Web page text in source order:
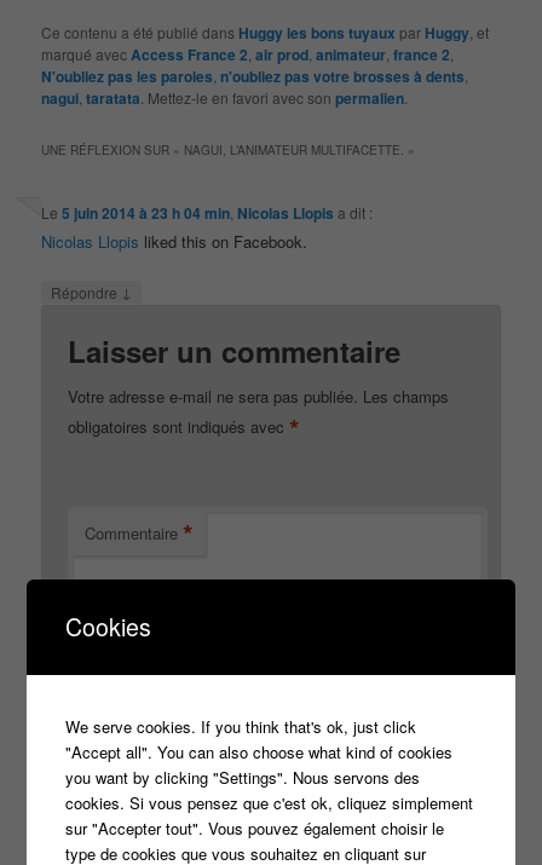
Ce contenu a été publié dans Huggy les bons tuyaux par Huggy , et
marqué avecAccess France 2 ,air prod ,animateur ,france 2
N'oubliez pas les paroles n'oubliez pas votre brosses à dents
nagui ,taratata . Mettez-le en favori avec sonpermalien
UNE RÉFLEXION SUR « NAGUI, L’ANIMATEUR MULTIFACETTE. »
Le5 juin 2014 à 23 h 04 min Nicolas Llopis a dit :
Nicolas Llopis liked this on Facebook.
Répondre ↓
Laisser un commentaire
Votre adresse e-mail ne sera pas publiée. Les champs
obligatoires sont indiqués avec *
Commentaire *
Nom *
Cookies
We serve cookies. If you think that's ok, just click
"Accept all". You can also choose what kind of cookies
you want by clicking "Settings". Nous servons des
cookies. Si vous pensez que c'est ok, cliquez simplement
sur "Accepter tout". Vous pouvez également choisir le
type de cookies que vous souhaitez en cliquant sur